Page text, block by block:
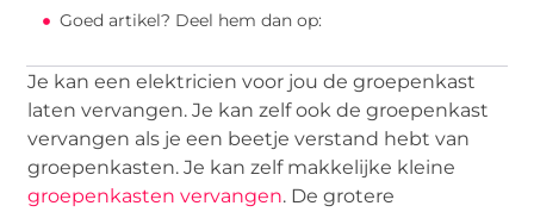
Goed artikel? Deel hem dan op:
Je kan een elektricien voor jou de groepenkast
laten vervangen. Je kan zelf ook de groepenkast
vervangen als je een beetje verstand hebt van
groepenkasten. Je kan zelf makkelijke kleine
groepenkasten vervangen. De grotere